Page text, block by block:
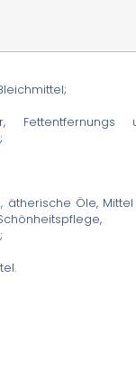
Fettentfernungs
ätherische Öle, Mittel